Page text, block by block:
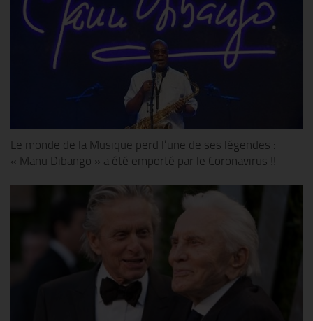
Le monde de la Musique perd l’une de ses légendes :
« Manu Dibango » a été emporté par le Coronavirus !!